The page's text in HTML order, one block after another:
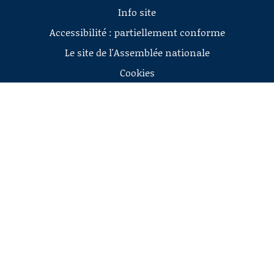
Info site
Accessibilité : partiellement conforme
Le site de l'Assemblée nationale
Cookies